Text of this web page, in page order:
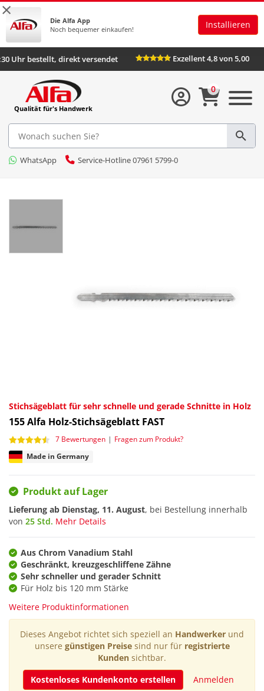
×
Die Alfa App
Noch bequemer einkaufen!
Installieren
Uhr bestellt, direkt versendet Exzellent 4,8 von 5,00
Qualität für's Handwerk
WhatsApp Service-Hotline 07961 5799-0
0
Stichsägeblatt für sehr schnelle und gerade Schnitte in Holz
155Alfa Holz-Stichsägeblatt FAST
7 Bewertungen | Fragen zum Produkt?
Made in Germany
Produkt auf Lager
Lieferung ab Dienstag, 11. August, bei Bestellung innerhalb
von 25 Std. Mehr Details
Aus Chrom Vanadium Stahl
Geschränkt, kreuzgeschliffene Zähne
Sehr schneller und gerader Schnitt
Für Holz bis 120 mm Stärke
Weitere Produktinformationen
Dieses Angebot richtet sich speziell an Handwerker und
unsere günstigen Preisesind nur für registrierte
Kunden sichtbar.
Kostenloses Kundenkonto erstellen
Anmelden